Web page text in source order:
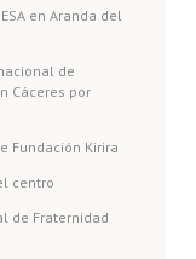
en Aranda del
de
Cáceres por
Fundación Kirira
centro
de Fraternidad